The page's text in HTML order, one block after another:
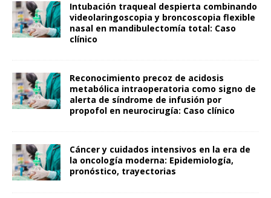
Intubación traqueal despierta combinando
videolaringoscopia y broncoscopia flexible
nasal en mandibulectomía total: Caso
clínico
Reconocimiento precoz de acidosis
metabólica intraoperatoria como signo de
alerta de síndrome de infusión por
propofol en neurocirugía: Caso clínico
Cáncer y cuidados intensivos en la era de
la oncología moderna: Epidemiología,
pronóstico, trayectorias